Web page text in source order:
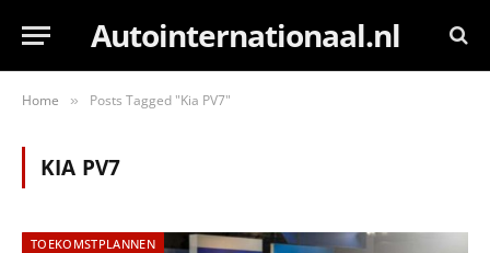
Autointernationaal.nl
Home » Posts Tagged "Kia PV7"
KIA PV7
TOEKOMSTPLANNEN